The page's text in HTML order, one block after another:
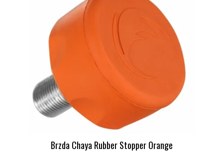
Brzda Chaya Rubber Stopper Orange